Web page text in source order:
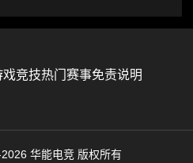
戏竞技热门赛事免责说明
华能电竞 版权所有